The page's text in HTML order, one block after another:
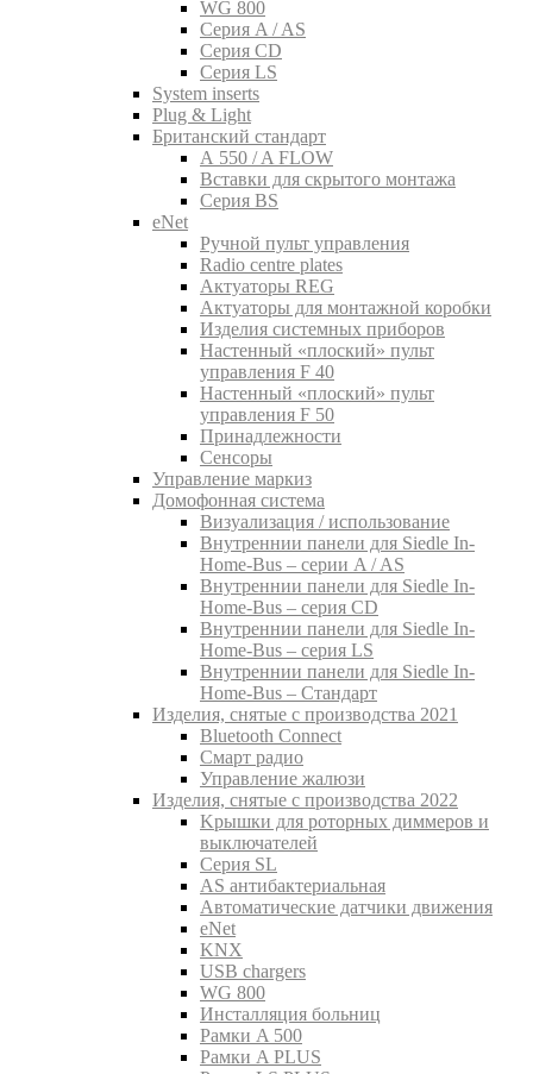
WG 800
Серия A / AS
Серия CD
Серия LS
System inserts
Plug & Light
Британский стандарт
A 550 / A FLOW
Вставки для скрытого монтажа
Серия BS
eNet
Pучной пульт управления
Radio centre plates
Актуаторы REG
Актуаторы для монтажной коробки
Изделия системных приборов
Настенный «плоский» пульт
управления F 40
Настенный «плоский» пульт
управления F 50
Принадлежности
Сенсоры
Управление маркиз
Домофонная система
Визуализация / использование
Внутреннии панели для Siedle In-
Home-Bus – серии A / AS
Внутреннии панели для Siedle In-
Home-Bus – серия CD
Внутреннии панели для Siedle In-
Home-Bus – серия LS
Внутреннии панели для Siedle In-
Home-Bus – Стандарт
Изделия, снятые с производства 2021
Bluetooth Connect
Смарт радио
Управление жалюзи
Изделия, снятые с производства 2022
Kрышки для роторных диммеров и
выключателей
Серия SL
AS антибактериальная
Aвтоматические датчики движения
eNet
KNX
USB chargers
WG 800
Инсталляция больниц
Рамки A 500
Рамки A PLUS